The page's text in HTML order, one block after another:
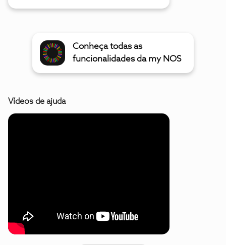
Conheça todas as
funcionalidades da my NOS
Vídeos de ajuda